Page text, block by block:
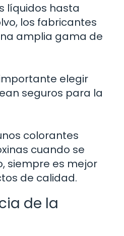
líquidos hasta
los fabricantes
amplia gama de
elegir
seguros para la
colorantes
cuando se
siempre es mejor
de calidad.
de la